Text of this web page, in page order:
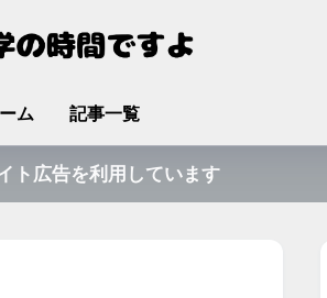
ム 記事一覧
ト広告を利用しています